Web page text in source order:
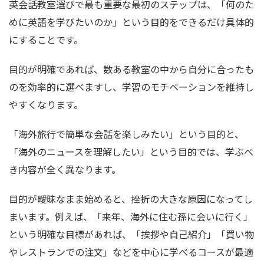
英会話教室選びで最も重要な最初のステップは、「何のた
めに英語を学びたいのか」という目的をできるだけ具体的
にすることです。
目的が明確であれば、数ある教室の中から自分に合ったも
のを効率的に選べますし、学習のモチベーションを維持し
やすくなります。
「海外旅行で簡単な会話を楽しみたい」という目的と、
「海外のニュースを理解したい」という目的では、学ぶべ
き内容が全く異なります。
目的が曖昧なまま始めると、挫折の大きな原因になってし
まいます。例えば、「来年、海外に住む孫に会いに行く」
という明確な目標があれば、「挨拶や自己紹介」「買い物
やレストランでの注文」などを中心に学べるコースが最適